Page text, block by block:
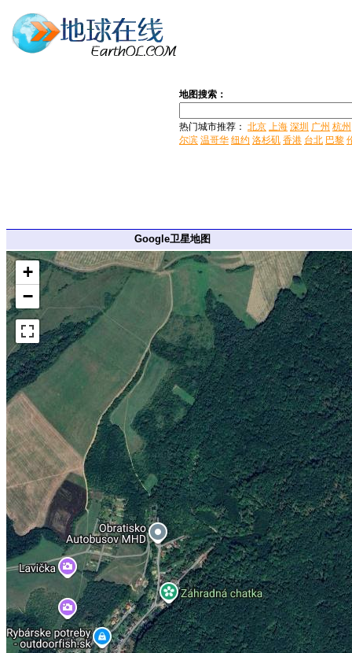
地图搜索：
热门城市推荐： 北京 上海 深圳 广州 杭州
尔滨 温哥华 纽约 洛杉矶 香港 台北 巴黎
Google卫星地图
+
−